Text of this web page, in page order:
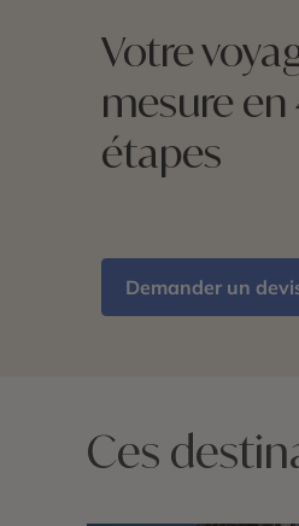
Votre
mesure en
étapes
Demander un
Ces